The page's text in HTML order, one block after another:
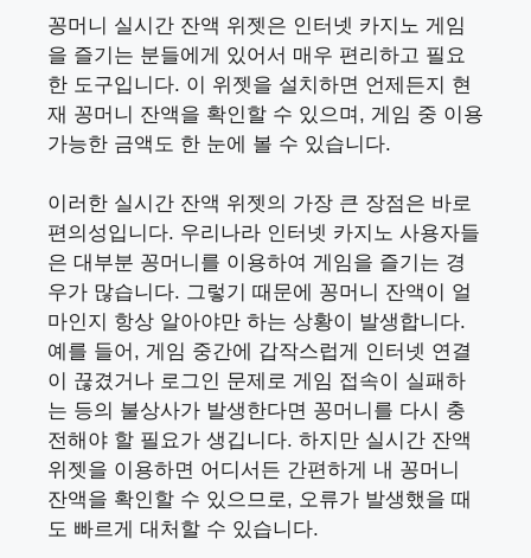
꽁머니 실시간 잔액 위젯은 인터넷 카지노 게임
을 즐기는 분들에게 있어서 매우 편리하고 필요
한 도구입니다. 이 위젯을 설치하면 언제든지 현
재 꽁머니 잔액을 확인할 수 있으며, 게임 중 이용
가능한 금액도 한 눈에 볼 수 있습니다.
이러한 실시간 잔액 위젯의 가장 큰 장점은 바로
편의성입니다. 우리나라 인터넷 카지노 사용자들
은 대부분 꽁머니를 이용하여 게임을 즐기는 경
우가 많습니다. 그렇기 때문에 꽁머니 잔액이 얼
마인지 항상 알아야만 하는 상황이 발생합니다.
예를 들어, 게임 중간에 갑작스럽게 인터넷 연결
이 끊겼거나 로그인 문제로 게임 접속이 실패하
는 등의 불상사가 발생한다면 꽁머니를 다시 충
전해야 할 필요가 생깁니다. 하지만 실시간 잔액
위젯을 이용하면 어디서든 간편하게 내 꽁머니
잔액을 확인할 수 있으므로, 오류가 발생했을 때
도 빠르게 대처할 수 있습니다.